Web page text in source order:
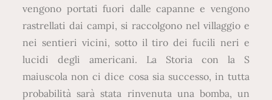
vengono portati fuori dalle capanne e vengono
rastrellati dai campi, si raccolgono nel villaggio e
nei sentieri vicini, sotto il tiro dei fucili neri e
lucidi degli americani. La Storia con la S
maiuscola non ci dice cosa sia successo, in tutta
probabilità sarà stata rinvenuta una bomba, un